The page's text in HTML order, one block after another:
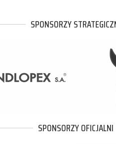
SPONSORZY
SPONSORZY OFICJALNI